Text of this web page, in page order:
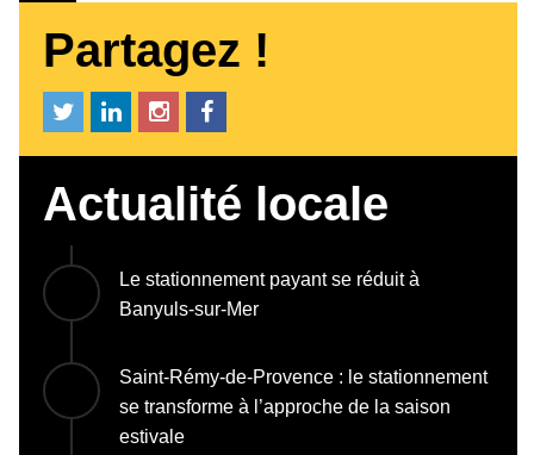
Partagez !
Actualité locale
Le stationnement payant se réduit à
Banyuls-sur-Mer
Saint-Rémy-de-Provence : le stationnement
se transforme à l’approche de la saison
estivale